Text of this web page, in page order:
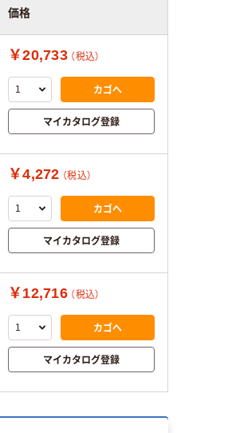
価格
￥20,733 （税込）
カゴへ
マイカタログ登録
￥4,272 （税込）
カゴへ
マイカタログ登録
￥12,716 （税込）
カゴへ
マイカタログ登録